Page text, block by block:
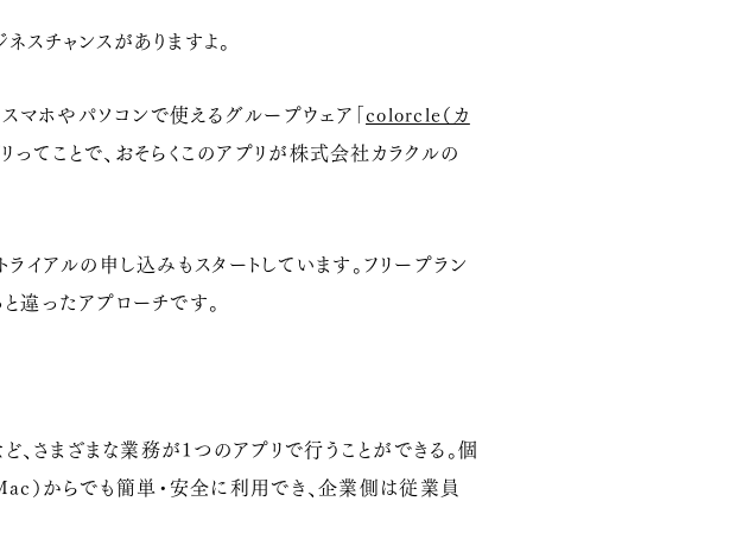
スチャンスがありますよ。
スマホやパソコンで使えるグループウェア「colorcle（カ
ってことで、おそらくこのアプリが株式会社カラクルの
アルの申し込みもスタートしています。フリープラン
違ったアプローチです。
、さまざまな業務が1つのアプリで行うことができる。個
）からでも簡単・安全に利用でき、企業側は従業員